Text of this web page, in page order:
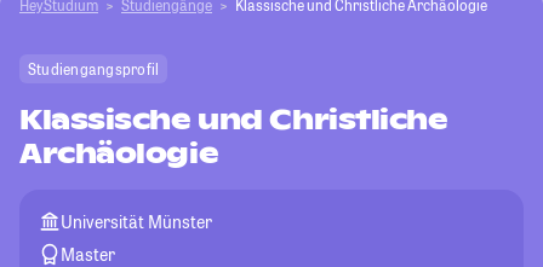
HeyStudium Studiengänge Klassische und Christliche Archäologie
Studiengangsprofil
Klassische und Christliche
Archäologie
Universität Münster
Master